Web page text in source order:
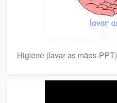
Higiene (lavar as mãos-PPT)